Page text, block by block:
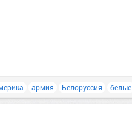
армия Белоруссия белые